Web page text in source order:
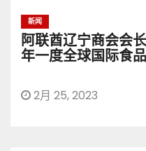
新闻
阿联酋辽宁商会会
年一度全球国际食
2月 25, 2023